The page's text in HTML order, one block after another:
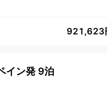
921,623
イン発 9泊